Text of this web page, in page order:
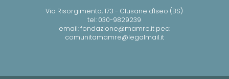
Via Risorgimento, 173 - Clusane d'Iseo (BS)
tel: 030-9829239
email: fondazione@mamre.it pec:
comunitamamre@legalmail.it